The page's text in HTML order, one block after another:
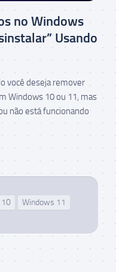
no Windows
Usando
você deseja remover
Windows 10 ou 11, mas
não está funcionando
10
Windows 11